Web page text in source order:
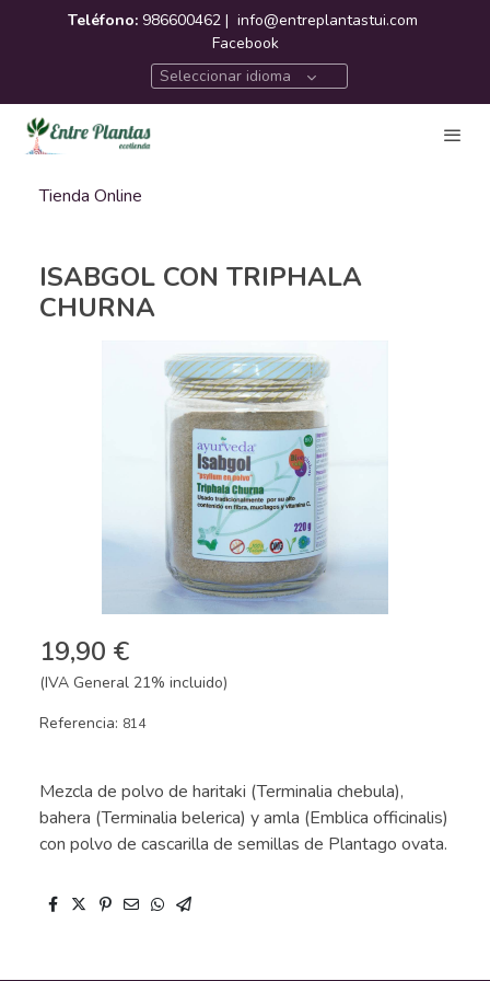
Teléfono: 986600462 | info@entreplantastui.com
Facebook
Seleccionar idioma
Tienda Online
ISABGOL CON TRIPHALA
CHURNA
19,90 €
(IVA General 21% incluido)
Referencia: 814
Mezcla de polvo de haritaki (Terminalia chebula),
bahera (Terminalia belerica) y amla (Emblica officinalis)
con polvo de cascarilla de semillas de Plantago ovata.